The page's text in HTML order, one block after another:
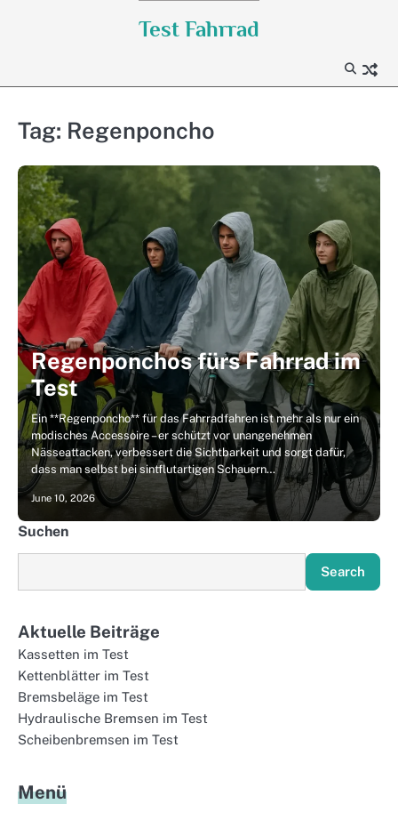
Test Fahrrad
Tag: Regenponcho
Regenponchos fürs Fahrrad im
Test
Ein **Regenponcho** für das Fahrradfahren ist mehr als nur ein
modisches Accessoire – er schützt vor unangenehmen
Nässeattacken, verbessert die Sichtbarkeit und sorgt dafür,
dass man selbst bei sintflutartigen Schauern…
June 10, 2026
Suchen
Search
Aktuelle Beiträge
Kassetten im Test
Kettenblätter im Test
Bremsbeläge im Test
Hydraulische Bremsen im Test
Scheibenbremsen im Test
Menü